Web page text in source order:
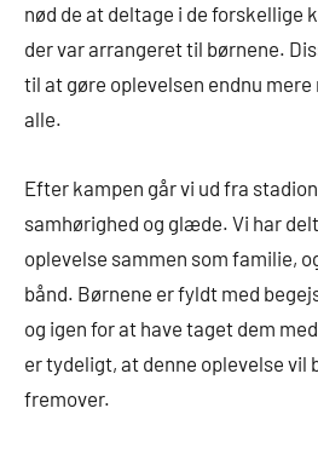
nød de at deltage i de forskellige
der var arrangeret til børnene.
til at gøre oplevelsen endnu
alle.
Efter kampen går vi ud fra
samhørighed og glæde. Vi har
oplevelse sammen som familie,
bånd. Børnene er fyldt med
og igen for at have taget dem
er tydeligt, at denne oplevelse vil
fremover.